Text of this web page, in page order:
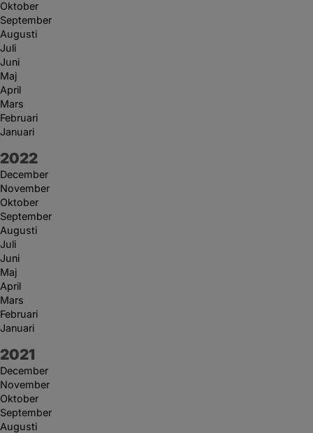
Oktober
September
Augusti
Juli
Juni
Maj
April
Mars
Februari
Januari
År:
2022
December
November
Oktober
September
Augusti
Juli
Juni
Maj
April
Mars
Februari
Januari
År:
2021
December
November
Oktober
September
Augusti